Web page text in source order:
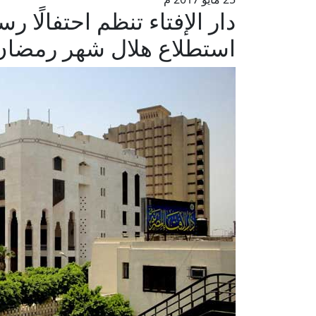
دار الإفتاء تنظم
استطلاع هلال شهر